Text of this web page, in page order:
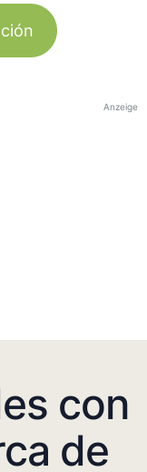
Anzeige
con
de